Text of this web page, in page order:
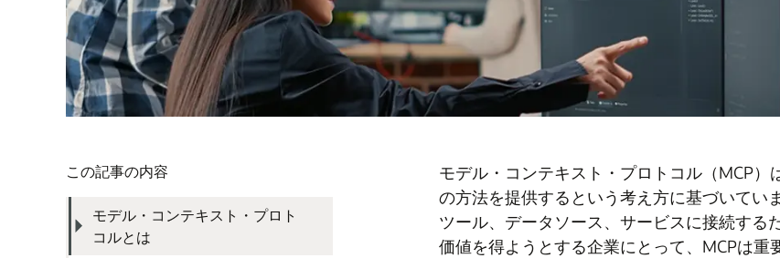
この記事の内容
モデル・コンテキスト・プロト
コルとは
モデル・コンテキスト・プロトコル（MCP
の方法を提供するという考え方に基づいてい
ツール、データソース、サービスに接続する
価値を得ようとする企業にとって、MCPは